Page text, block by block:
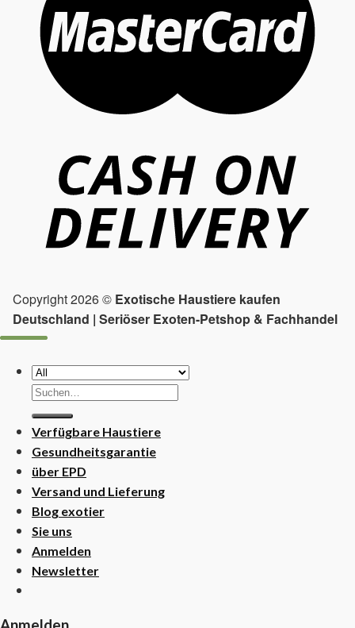
Copyright 2026 © Exotische Haustiere kaufen
Deutschland | Seriöser Exoten-Petshop & Fachhandel
Suchen
nach:
Verfügbare Haustiere
Gesundheitsgarantie
über EPD
Versand und Lieferung
Blog exotier
Sie uns
Anmelden
Newsletter